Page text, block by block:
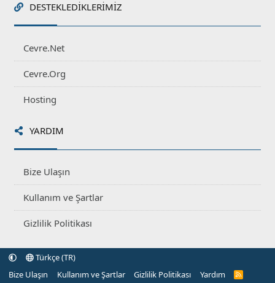
DESTEKLEDIKLERIMIZ
Cevre.Net
Cevre.Org
Hosting
YARDIM
Bize Ulaşın
Kullanım ve Şartlar
Gizlilik Politikası
Türkçe (TR)
Bize Ulaşın
Kullanım ve Şartlar Gizlilik Politikası Yardım
R